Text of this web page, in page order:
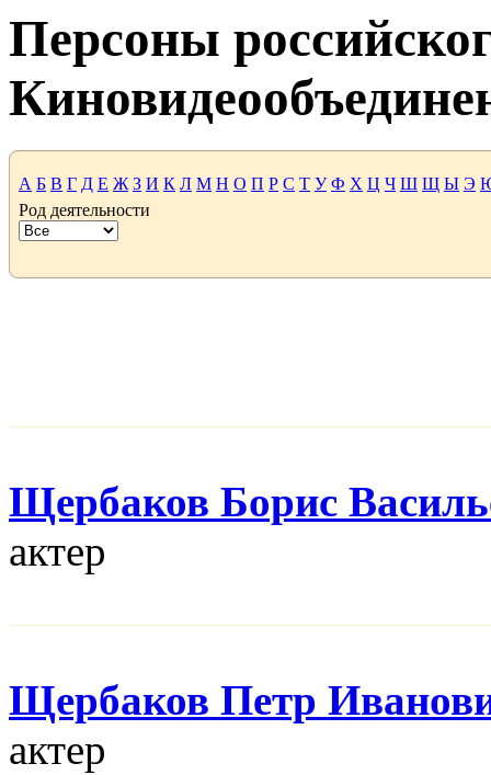
Персоны
А Б В Г Д Е Ж З И К Л М Н О П Р С Т У Ф Х Ц Ч Ш Щ Ы Э
Род деятельности
Щербаков Борис
актер
Щербаков Петр
актер